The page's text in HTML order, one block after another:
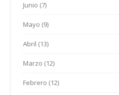
Junio (7)
Mayo (9)
Abril (13)
Marzo (12)
Febrero (12)